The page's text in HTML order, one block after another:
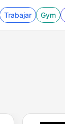
Trabajar Gym